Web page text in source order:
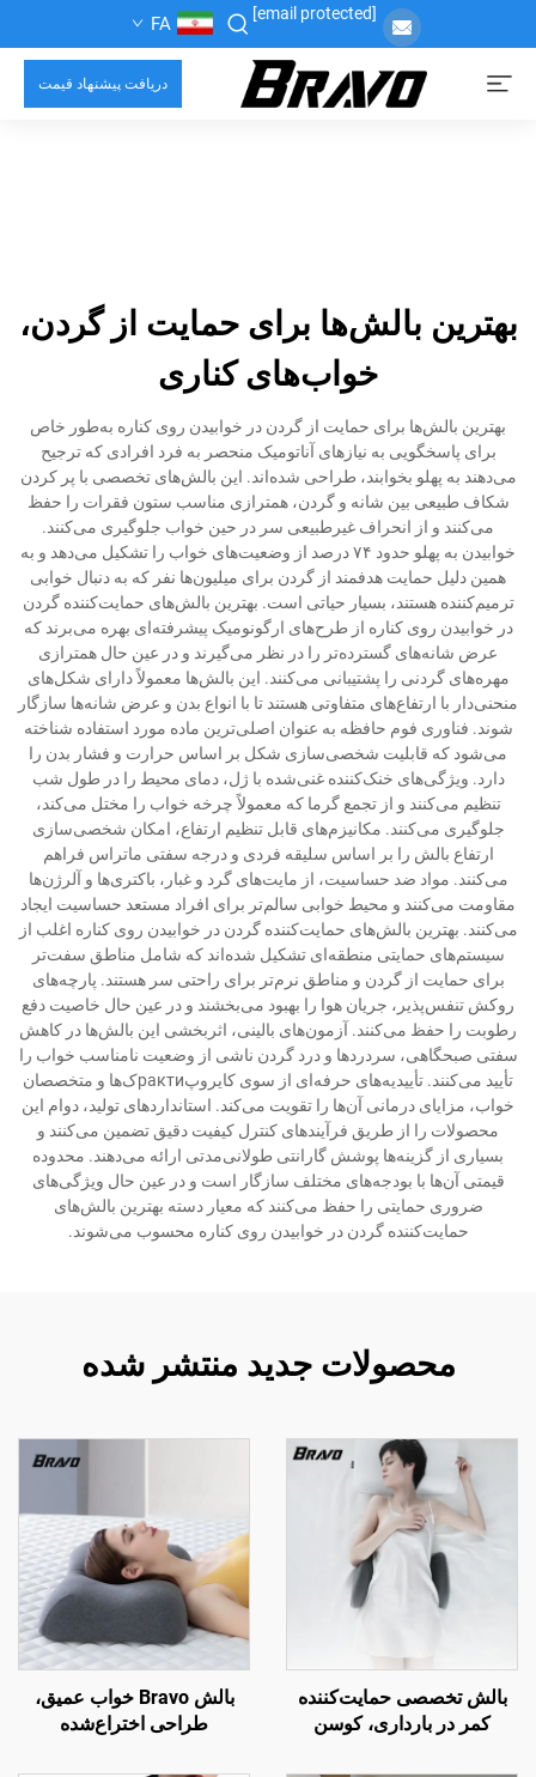
[email protected]
FA
دریافت پیشنهاد قیمت
بهترین بالش‌ها برای حمایت از گردن،
خواب‌های کناری
بهترین بالش‌ها برای حمایت از گردن در خوابیدن روی کناره به‌طور خاص
برای پاسخگویی به نیازهای آناتومیک منحصر به فرد افرادی که ترجیح
می‌دهند به پهلو بخوابند، طراحی شده‌اند. این بالش‌های تخصصی با پر کردن
شکاف طبیعی بین شانه و گردن، همترازی مناسب ستون فقرات را حفظ
می‌کنند و از انحراف غیرطبیعی سر در حین خواب جلوگیری می‌کنند.
خوابیدن به پهلو حدود ۷۴ درصد از وضعیت‌های خواب را تشکیل می‌دهد و به
همین دلیل حمایت هدفمند از گردن برای میلیون‌ها نفر که به دنبال خوابی
ترمیم‌کننده هستند، بسیار حیاتی است. بهترین بالش‌های حمایت‌کننده گردن
در خوابیدن روی کناره از طرح‌های ارگونومیک پیشرفته‌ای بهره می‌برند که
عرض شانه‌های گسترده‌تر را در نظر می‌گیرند و در عین حال همترازی
مهره‌های گردنی را پشتیبانی می‌کنند. این بالش‌ها معمولاً دارای شکل‌های
منحنی‌دار با ارتفاع‌های متفاوتی هستند تا با انواع بدن و عرض شانه‌ها سازگار
شوند. فناوری فوم حافظه به عنوان اصلی‌ترین ماده مورد استفاده شناخته
می‌شود که قابلیت شخصی‌سازی شکل بر اساس حرارت و فشار بدن را
دارد. ویژگی‌های خنک‌کننده غنی‌شده با ژل، دمای محیط را در طول شب
تنظیم می‌کنند و از تجمع گرما که معمولاً چرخه خواب را مختل می‌کند،
جلوگیری می‌کنند. مکانیزم‌های قابل تنظیم ارتفاع، امکان شخصی‌سازی
ارتفاع بالش را بر اساس سلیقه فردی و درجه سفتی ماتراس فراهم
می‌کنند. مواد ضد حساسیت، از مایت‌های گرد و غبار، باکتری‌ها و آلرژن‌ها
مقاومت می‌کنند و محیط خوابی سالم‌تر برای افراد مستعد حساسیت ایجاد
می‌کنند. بهترین بالش‌های حمایت‌کننده گردن در خوابیدن روی کناره اغلب از
سیستم‌های حمایتی منطقه‌ای تشکیل شده‌اند که شامل مناطق سفت‌تر
برای حمایت از گردن و مناطق نرم‌تر برای راحتی سر هستند. پارچه‌های
روکش تنفس‌پذیر، جریان هوا را بهبود می‌بخشند و در عین حال خاصیت دفع
رطوبت را حفظ می‌کنند. آزمون‌های بالینی، اثربخشی این بالش‌ها در کاهش
سفتی صبحگاهی، سردردها و درد گردن ناشی از وضعیت نامناسب خواب را
تأیید می‌کنند. تأییدیه‌های حرفه‌ای از سوی کایروپрактиک‌ها و متخصصان
خواب، مزایای درمانی آن‌ها را تقویت می‌کند. استانداردهای تولید، دوام این
محصولات را از طریق فرآیندهای کنترل کیفیت دقیق تضمین می‌کنند و
بسیاری از گزینه‌ها پوشش گارانتی طولانی‌مدتی ارائه می‌دهند. محدوده
قیمتی آن‌ها با بودجه‌های مختلف سازگار است و در عین حال ویژگی‌های
ضروری حمایتی را حفظ می‌کنند که معیار دسته بهترین بالش‌های
حمایت‌کننده گردن در خوابیدن روی کناره محسوب می‌شوند.
محصولات جدید منتشر شده
بالش تخصصی حمایت‌کننده
کمر در بارداری، کوسن
بالش Bravo خواب عمیق،
طراحی اختراع‌شده